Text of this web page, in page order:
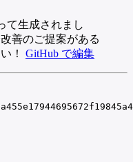
て生成されまし
善のご提案がある
！ GitHub で編集